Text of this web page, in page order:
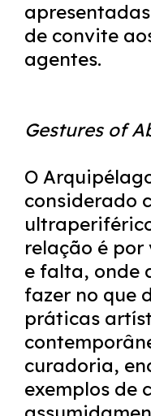
de convite
agentes.
Gestures of
O
considerado
relação é por
e falta, onde
fazer no que
práticas
curadoria,
exemplos de